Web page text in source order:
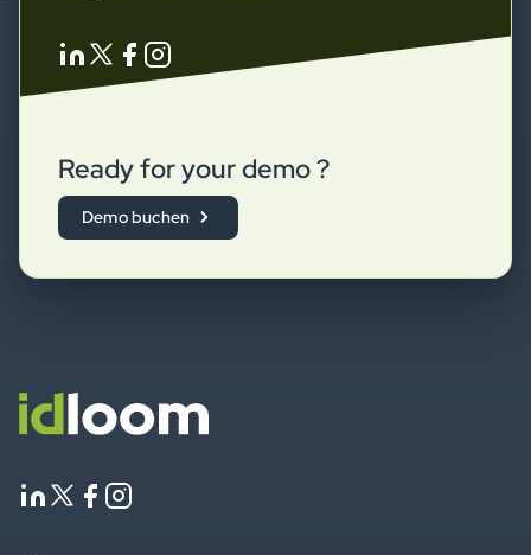
Ready for your demo ?
Demo buchen